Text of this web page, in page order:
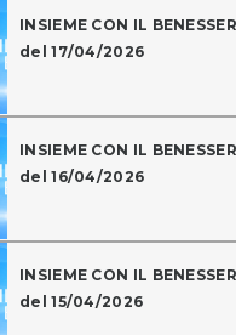
INSIEME CON IL
del 17/04/2026
INSIEME CON IL
del 16/04/2026
INSIEME CON IL
del 15/04/2026